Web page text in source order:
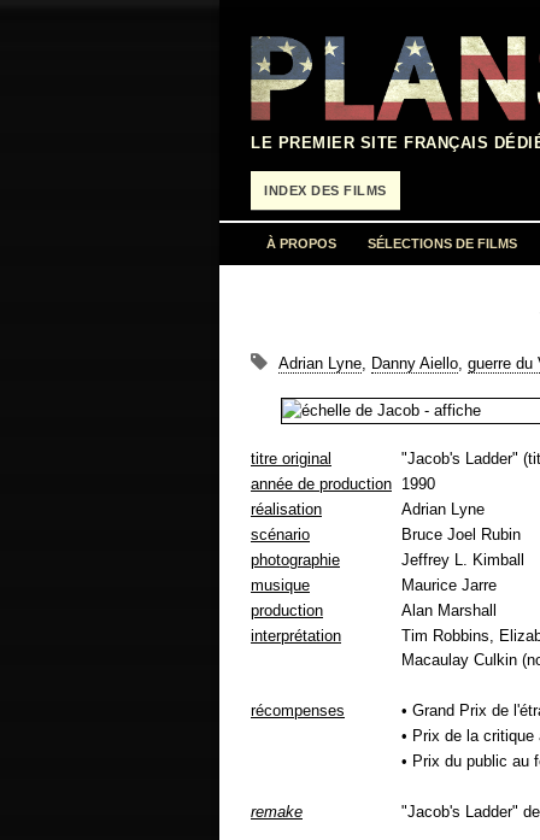
contenu
LE PREMIER SITE FRANÇAIS
INDEX DES FILMS
À PROPOS SÉLECTIONS DE FILMS
Adrian Lyne, Danny Aiello, guerre du
titre original
"Jacob's Ladder"
année de production 1990
réalisation
Adrian Lyne
scénario
Bruce Joel Rubin
photographie
Jeffrey L. Kimball
musique
Maurice Jarre
production
Alan Marshall
interprétation
Tim Robbins,
Macaulay Culkin
récompenses
• Grand Prix de
• Prix de la
• Prix du public au
remake "Jacob's Ladder"